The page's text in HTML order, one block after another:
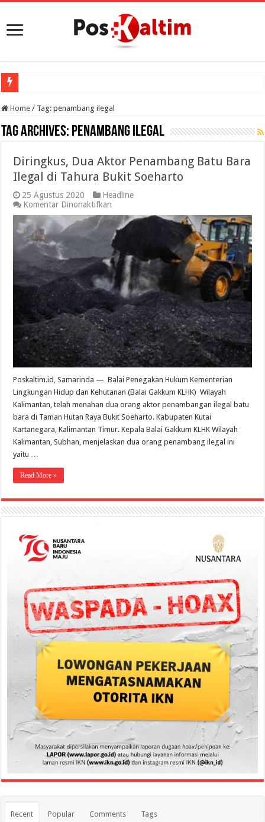
Home / Tag:penambang ilegal
Tag Archives: penambang ilegal
Diringkus, Dua Aktor Penambang Batu Bara
Ilegal di Tahura Bukit Soeharto
25 Agustus 2020
Headline
Komentar Dinonaktifkan
Diringkus,
Dua
Aktor
Penambang
Batu
Bara
Ilegal
di
Tahura
Bukit
Soeharto
Poskaltim.id, Samarinda — Balai Penegakan Hukum Kementerian
Lingkungan Hidup dan Kehutanan (Balai Gakkum KLHK) Wilayah
Kalimantan, telah menahan dua orang aktor penambangan ilegal batu
bara di Taman Hutan Raya Bukit Soeharto. Kabupaten Kutai
Kartanegara, Kalimantan Timur. Kepala Balai Gakkum KLHK Wilayah
Kalimantan, Subhan, menjelaskan dua orang penambang ilegal ini
yaitu …
Read More »
Recent Popular Comments Tags